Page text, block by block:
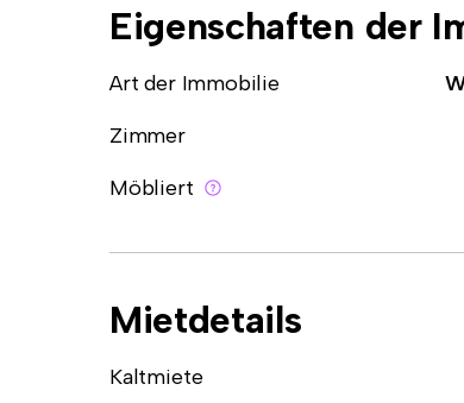
Eigenschaften der
Art der Immobilie
Zimmer
Möbliert
Mietdetails
Kaltmiete